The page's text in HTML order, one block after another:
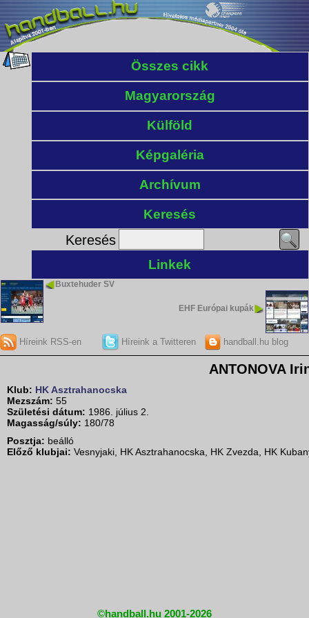
Összes cikk
Magyarország
Külföld
Képgaléria
Archívum
Keresés
Keresés
Linkek
Buxtehuder SV
EHF Európai kupák
Híreink RSS-en Híreink a Twitteren handball.hu blog
ANTONOVA
Klub: HK Asztrahanocska
Mezszám: 55
Születési dátum: 1986. július 2.
Magasság/súly: 180/78
Posztja: beálló
Előző klubjai: Vesnyjaki, HK Asztrahanocska, HK Zvezda, HK
©handball.hu 2001-2026